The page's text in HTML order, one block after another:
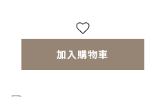
加入購物車